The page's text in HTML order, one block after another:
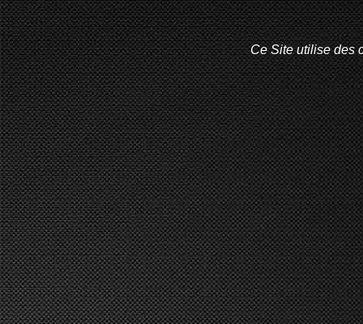
Ce Site utilise des